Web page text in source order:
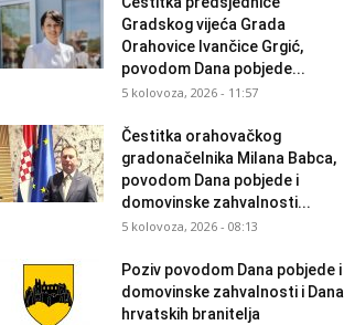
Gradskog vijeća Grada
Orahovice Ivančice Grgić,
povodom Dana pobjede...
5 kolovoza, 2026 - 11:57
Čestitka orahovačkog
gradonačelnika Milana Babca,
povodom Dana pobjede i
domovinske zahvalnosti...
5 kolovoza, 2026 - 08:13
Poziv povodom Dana pobjede i
domovinske zahvalnosti i Dana
hrvatskih branitelja